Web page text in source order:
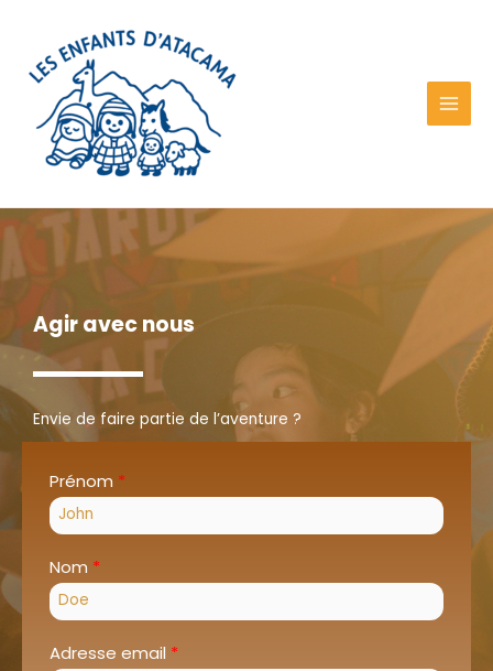
contenu
Agir avec nous
Envie de faire partie de l’aventure ?
Prénom
Nom
Adresse email